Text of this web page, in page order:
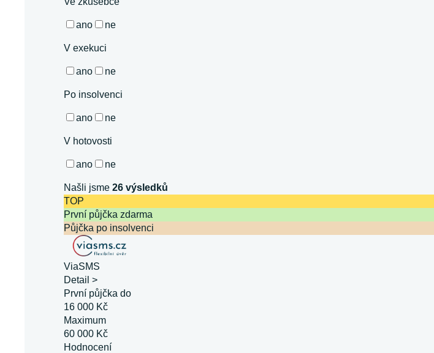
ano ne
V exekuci
ano ne
Po insolvenci
ano ne
V hotovosti
ano ne
Našli jsme 26 výsledků
TOP
První půjčka zdarma
Půjčka po insolvenci
ViaSMS
Detail >
První půjčka do
16 000 Kč
Maximum
60 000 Kč
Hodnocení